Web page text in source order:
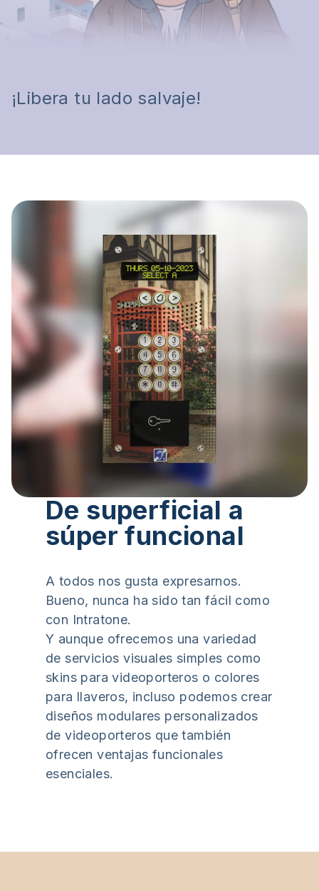
¡Libera tu lado salvaje!
De superficial a
súper funcional
A todos nos gusta expresarnos.
Bueno, nunca ha sido tan fácil como
con Intratone.
Y aunque ofrecemos una variedad
de servicios visuales simples como
skins para videoporteros o colores
para llaveros, incluso podemos crear
diseños modulares personalizados
de videoporteros que también
ofrecen ventajas funcionales
esenciales.